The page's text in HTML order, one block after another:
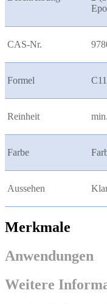
CAS-Nr.
Formel
Reinheit
Farbe
Aussehen
Merkmale
Anwendungen
Weitere